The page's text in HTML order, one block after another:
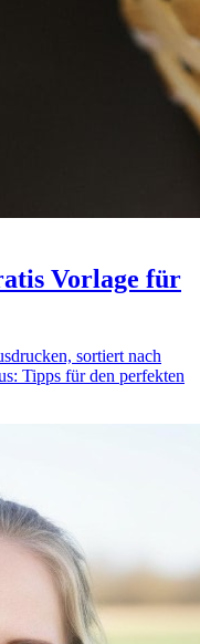
Vorlage für
sortiert nach
Tipps für den perfekten